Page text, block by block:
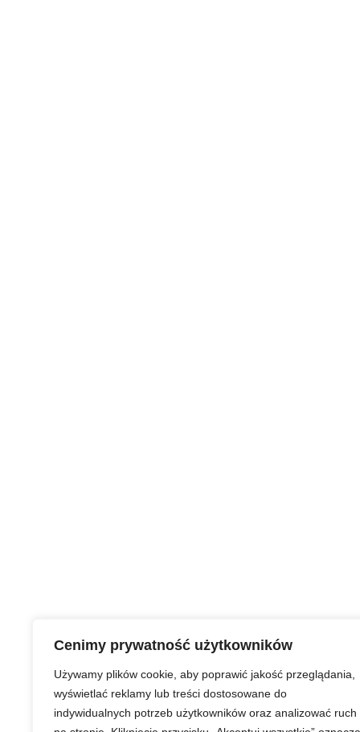
Cenimy prywatność użytkowników
Używamy plików cookie, aby poprawić jakość przeglądania,
wyświetlać reklamy lub treści dostosowane do
indywidualnych potrzeb użytkowników oraz analizować ruch